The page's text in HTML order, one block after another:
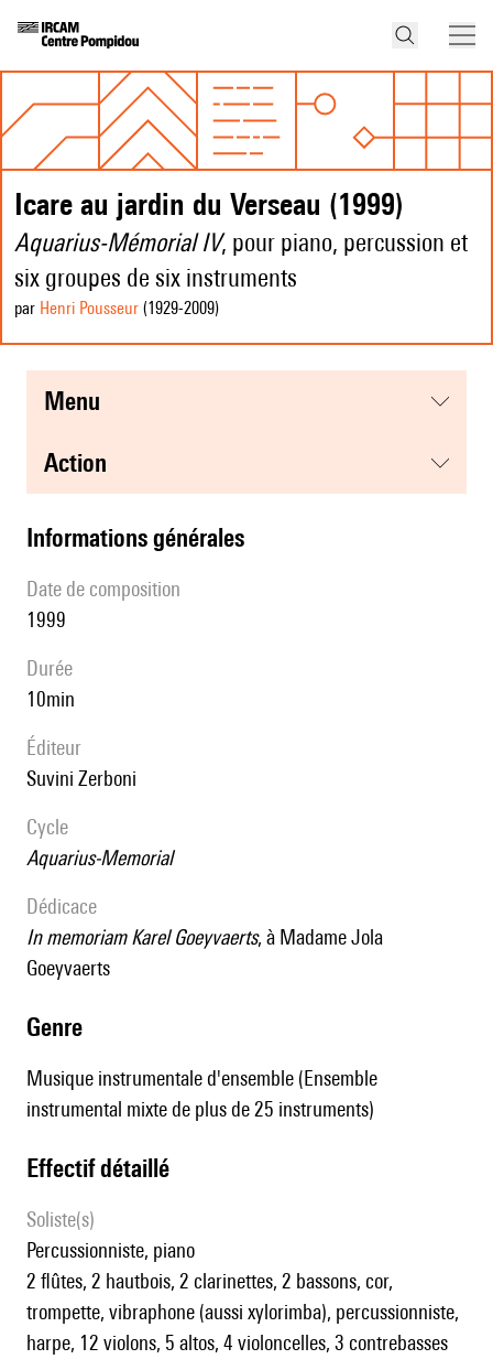
Icare au jardin du Verseau (1999)
Aquarius-Mémorial IV, pour piano, percussion et
six groupes de six instruments
par Henri Pousseur (1929-2009)
menu
action
informations générales
date de composition
1999
durée
10min
éditeur
Suvini Zerboni
Cycle
Aquarius-Memorial
Dédicace
In memoriam Karel Goeyvaerts, à Madame Jola
Goeyvaerts
genre
Musique instrumentale d'ensemble (Ensemble
instrumental mixte de plus de 25 instruments)
effectif détaillé
Soliste(s)
percussionniste, piano
2 flûtes, 2 hautbois, 2 clarinettes, 2 bassons, cor,
trompette, vibraphone (aussi xylorimba), percussionniste,
harpe, 12 violons, 5 altos, 4 violoncelles, 3 contrebasses